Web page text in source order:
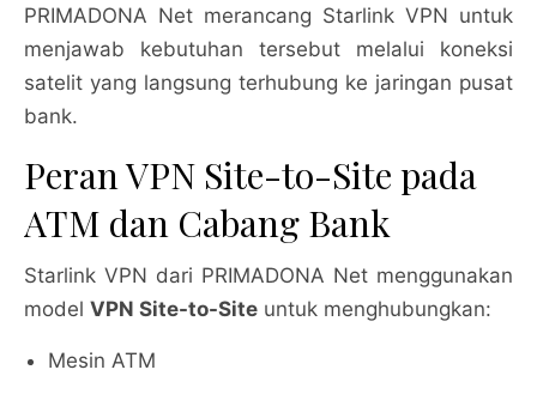
PRIMADONA Net merancang Starlink VPN untuk
menjawab kebutuhan tersebut melalui koneksi
satelit yang langsung terhubung ke jaringan pusat
bank.
Peran VPN Site-to-Site pada
ATM dan Cabang Bank
Starlink VPN dari PRIMADONA Net menggunakan
model VPN Site-to-Site untuk menghubungkan:
Mesin ATM